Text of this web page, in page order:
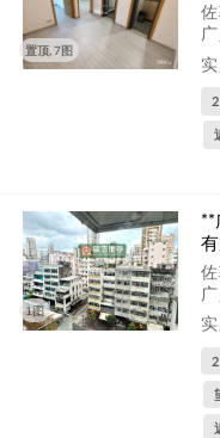
置顶, 7图
1图
**